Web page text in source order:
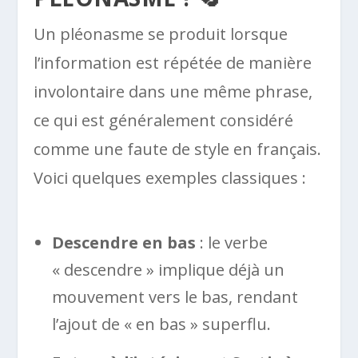
Un pléonasme se produit lorsque
l’information est répétée de manière
involontaire dans une même phrase,
ce qui est généralement considéré
comme une faute de style en français.
Voici quelques exemples classiques :
Descendre en bas : le verbe
« descendre » implique déjà un
mouvement vers le bas, rendant
l’ajout de « en bas » superflu.